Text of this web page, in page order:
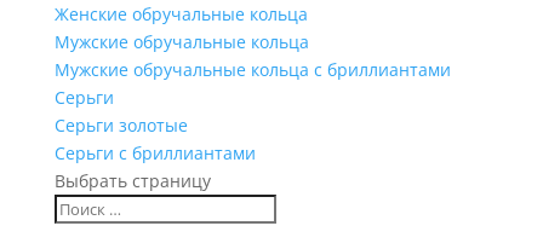
Женские обручальные кольца
Мужские обручальные кольца
Мужские обручальные кольца с бриллиантами
Серьги
Серьги золотые
Серьги с бриллиантами
Выбрать страницу